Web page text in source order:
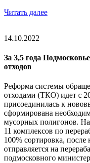
Читать далее
14.10.2022
За 3,5 года
отходов
Реформа системы
отходами (ТКО) идет с
присоединилась к
сформирована
мусорных полигонов.
11 комплексов по
100% сортировка, после
отправляется на
подмосковного